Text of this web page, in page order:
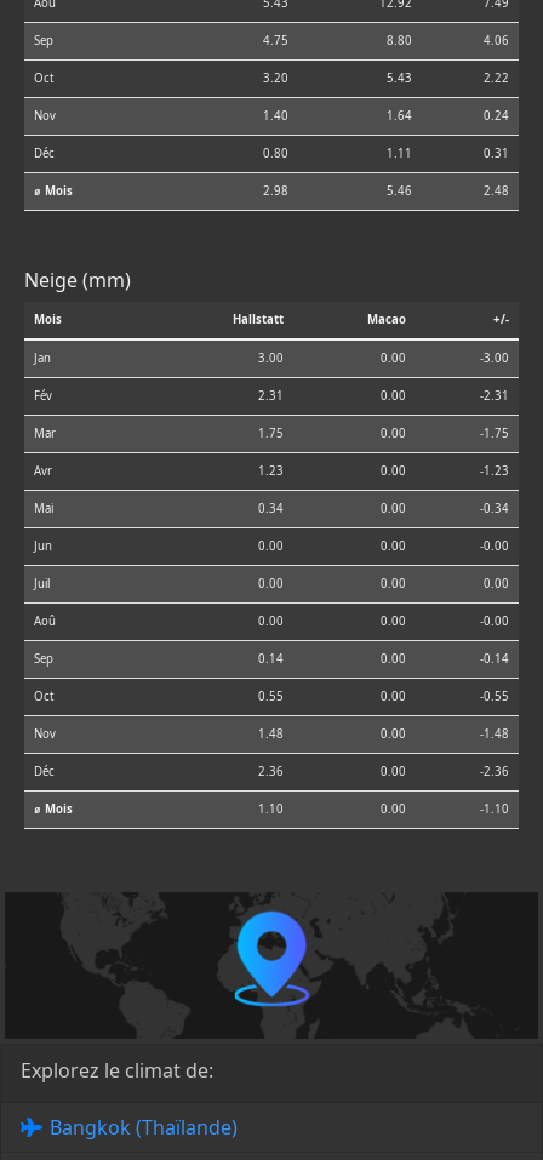
Aoû 5.43 12.92 7.49
Sep 4.75 8.80 4.06
Oct 3.20 5.43 2.22
Nov 1.40 1.64 0.24
Déc 0.80 1.11 0.31
⌀ Mois 2.98 5.46 2.48
Neige (mm)
Mois Hallstatt Macao +/-
Jan 3.00 0.00 -3.00
Fév 2.31 0.00 -2.31
Mar 1.75 0.00 -1.75
Avr 1.23 0.00 -1.23
Mai 0.34 0.00 -0.34
Jun 0.00 0.00 -0.00
Juil 0.00 0.00 0.00
Aoû 0.00 0.00 -0.00
Sep 0.14 0.00 -0.14
Oct 0.55 0.00 -0.55
Nov 1.48 0.00 -1.48
Déc 2.36 0.00 -2.36
⌀ Mois 1.10 0.00 -1.10
Explorez le climat de:
Bangkok (Thaïlande)